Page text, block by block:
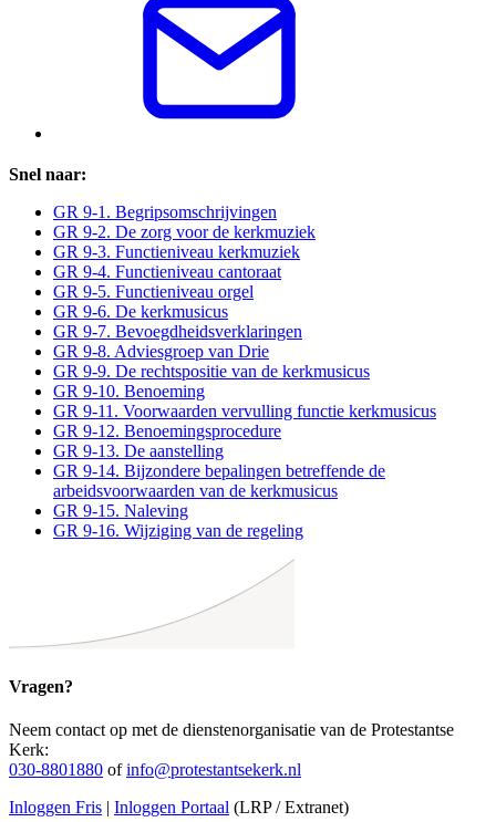
Snel naar:
GR 9-1. Begripsomschrijvingen
GR 9-2. De zorg voor de kerkmuziek
GR 9-3. Functieniveau kerkmuziek
GR 9-4. Functieniveau cantoraat
GR 9-5. Functieniveau orgel
GR 9-6. De kerkmusicus
GR 9-7. Bevoegdheidsverklaringen
GR 9-8. Adviesgroep van Drie
GR 9-9. De rechtspositie van de kerkmusicus
GR 9-10. Benoeming
GR 9-11. Voorwaarden vervulling functie kerkmusicus
GR 9-12. Benoemingsprocedure
GR 9-13. De aanstelling
GR 9-14. Bijzondere bepalingen betreffende de
arbeidsvoorwaarden van de kerkmusicus
GR 9-15. Naleving
GR 9-16. Wijziging van de regeling
Vragen?
Neem contact op met de dienstenorganisatie van de Protestantse
Kerk:
030-8801880 ofinfo@protestantsekerk.nl
Inloggen Fris | Inloggen Portaal (LRP / Extranet)